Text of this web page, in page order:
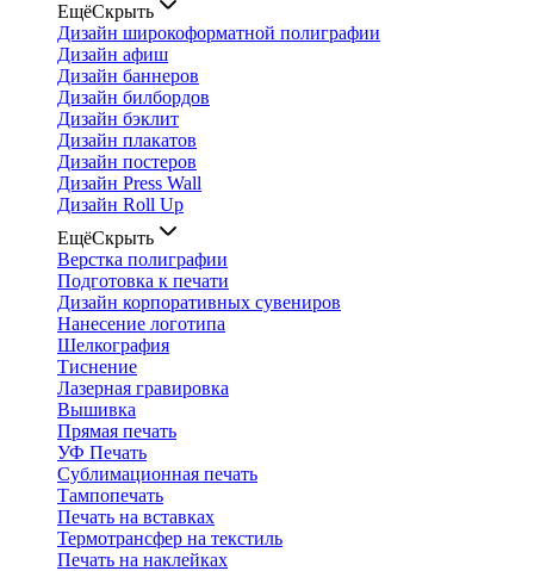
ЕщёСкрыть
Дизайн широкоформатной полиграфии
Дизайн афиш
Дизайн баннеров
Дизайн билбордов
Дизайн бэклит
Дизайн плакатов
Дизайн постеров
Дизайн Press Wall
Дизайн Roll Up
ЕщёСкрыть
Верстка полиграфии
Подготовка к печати
Дизайн корпоративных сувениров
Нанесение логотипа
Шелкография
Тиснение
Лазерная гравировка
Вышивка
Прямая печать
УФ Печать
Сублимационная печать
Тампопечать
Печать на вставках
Термотрансфер на текстиль
Печать на наклейках